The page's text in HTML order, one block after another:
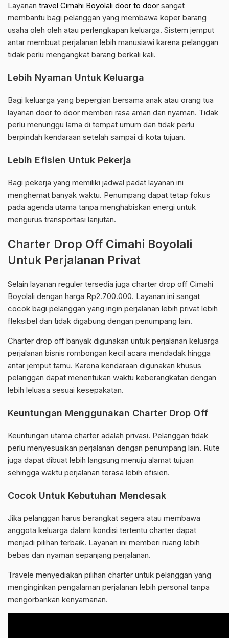
Layanan travel Cimahi Boyolali door to door sangat
membantu bagi pelanggan yang membawa koper barang
usaha oleh oleh atau perlengkapan keluarga. Sistem jemput
antar membuat perjalanan lebih manusiawi karena pelanggan
tidak perlu mengangkat barang berkali kali.
Lebih Nyaman Untuk Keluarga
Bagi keluarga yang bepergian bersama anak atau orang tua
layanan door to door memberi rasa aman dan nyaman. Tidak
perlu menunggu lama di tempat umum dan tidak perlu
berpindah kendaraan setelah sampai di kota tujuan.
Lebih Efisien Untuk Pekerja
Bagi pekerja yang memiliki jadwal padat layanan ini
menghemat banyak waktu. Penumpang dapat tetap fokus
pada agenda utama tanpa menghabiskan energi untuk
mengurus transportasi lanjutan.
Charter Drop Off Cimahi Boyolali
Untuk Perjalanan Privat
Selain layanan reguler tersedia juga charter drop off Cimahi
Boyolali dengan harga Rp2.700.000. Layanan ini sangat
cocok bagi pelanggan yang ingin perjalanan lebih privat lebih
fleksibel dan tidak digabung dengan penumpang lain.
Charter drop off banyak digunakan untuk perjalanan keluarga
perjalanan bisnis rombongan kecil acara mendadak hingga
antar jemput tamu. Karena kendaraan digunakan khusus
pelanggan dapat menentukan waktu keberangkatan dengan
lebih leluasa sesuai kesepakatan.
Keuntungan Menggunakan Charter Drop Off
Keuntungan utama charter adalah privasi. Pelanggan tidak
perlu menyesuaikan perjalanan dengan penumpang lain. Rute
juga dapat dibuat lebih langsung menuju alamat tujuan
sehingga waktu perjalanan terasa lebih efisien.
Cocok Untuk Kebutuhan Mendesak
Jika pelanggan harus berangkat segera atau membawa
anggota keluarga dalam kondisi tertentu charter dapat
menjadi pilihan terbaik. Layanan ini memberi ruang lebih
bebas dan nyaman sepanjang perjalanan.
Travele menyediakan pilihan charter untuk pelanggan yang
menginginkan pengalaman perjalanan lebih personal tanpa
mengorbankan kenyamanan.